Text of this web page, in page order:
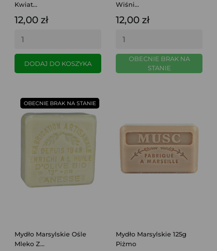
Kwiat...
12,00 zł
DODAJ DO KOSZYKA
Wiśni...
12,00 zł
OBECNIE BRAK NA
STANIE
Mydło Marsylskie Ośle
Mleko Z...
OBECNIE BRAK NA STANIE
Mydło Marsylskie 125g
Piżmo